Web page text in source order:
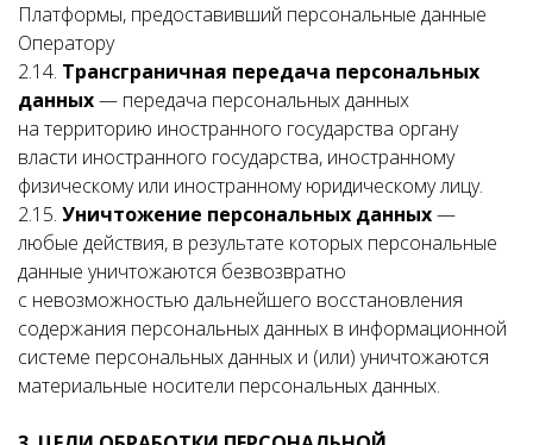
Платформы, предоставивший персональные данные
Оператору
2.14. Трансграничная передача персональных
данных— передача персональных данных
на территорию иностранного государства органу
власти иностранного государства, иностранному
физическому или иностранному юридическому лицу.
2.15. Уничтожение персональных данных—
любые действия, в результате которых персональные
данные уничтожаются безвозвратно
с невозможностью дальнейшего восстановления
содержания персональных данных в информационной
системе персональных данных и (или) уничтожаются
материальные носители персональных данных.